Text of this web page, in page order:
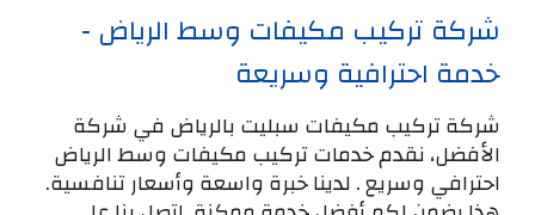
شركة تركيب مكيفات وسط الرياض -
خدمة احترافية وسريعة
شركة تركيب مكيفات سبليت بالرياض في شركة
الأفضل، نقدم خدمات تركيب مكيفات وسط الرياض
احترافي وسريع . لدينا خبرة واسعة وأسعار تنافسية.